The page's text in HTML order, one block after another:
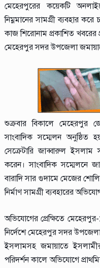
মেহেরপুরের কয়েকটি
নিম্নমানের সামগ্রী ব্যবহার
কাজ শিরোনাম প্রকাশিত খবরের
মেহেরপুর সদর উপজেলা
শুক্রবার বিকালে মেহেরপুর
সাংবাদিক সম্মেলন
সেক্রেটারি জাব্বারুল ইসলাম
করেন। সাংবাদিক সম্মেলনে
বারাদি সার গুদামে মেজের
নির্মাণ সামগ্রী ব্যবহারের
অভিযোগের প্রেক্ষিতে
নির্দেশে মেহেরপুর সদর
ইসলামসহ জমায়াতে
পরিদর্শন কালে অভিযোগে